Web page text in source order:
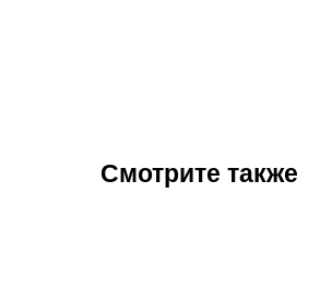
Смотрите также